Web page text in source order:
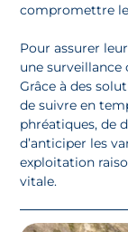
compromettre
Pour assurer
une surveillance
Grâce à des
de suivre en
phréatiques, de
d’anticiper les
exploitation
vitale.